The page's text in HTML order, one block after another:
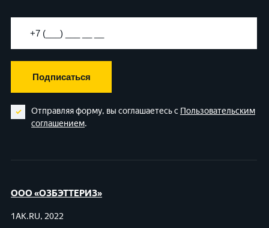
Подписаться
Отправляя форму, вы соглашаетесь с Пользовательским
соглашением.
ООО «ОЗБЭТТЕРИЗ»
1AK.RU, 2022